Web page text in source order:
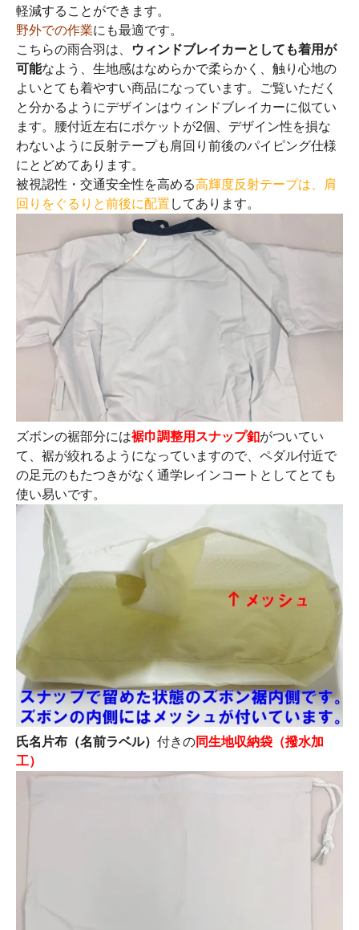
軽減することができます。
野外での作業にも最適です。
こちらの雨合羽は、
ウィンドブレイカーとしても着用が
可能なよう、生地感はなめらかで柔らかく、触り心地の
よいとても着やすい商品になっています。ご覧いただく
と分かるようにデザインはウィンドブレイカーに似てい
ます。腰付近左右にポケットが2個、デザイン性を損な
わないように反射テープも肩回り前後のパイピング仕様
にとどめてあります。
被視認性・交通安全性を高める高輝度反射テープは、肩
回りをぐるりと前後に配置 してあります。
ズボンの裾部分には裾巾調整用スナップ釦がついてい
て、裾が絞れるようになっていますので、ペダル付近で
の足元のもたつきがなく通学レインコートとしてとても
使い易いです。
氏名片布（名前ラベル） 付きの同生地収納袋（撥水加
工）